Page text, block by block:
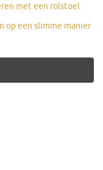
met een rolstoel
op een slimme manier